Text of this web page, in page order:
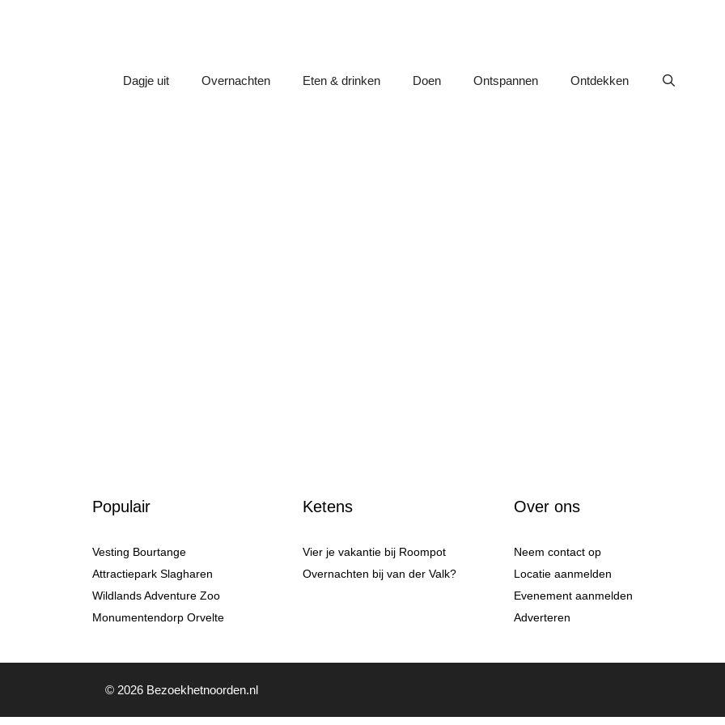
Dagje uit Overnachten Eten & drinken Doen Ontspannen Ontdekken
Populair
Vesting Bourtange
Attractiepark Slagharen
Wildlands Adventure Zoo
Monumentendorp Orvelte
Ketens
Vier je vakantie bij Roompot
Overnachten bij van der Valk?
Over ons
Neem contact op
Locatie aanmelden
Evenement aanmelden
Adverteren
© 2026 Bezoekhetnoorden.nl